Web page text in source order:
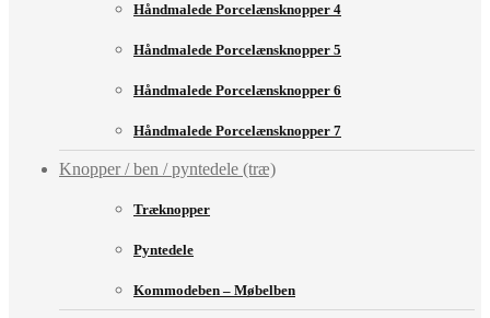
Håndmalede Porcelænsknopper 4
Håndmalede Porcelænsknopper 5
Håndmalede Porcelænsknopper 6
Håndmalede Porcelænsknopper 7
Knopper / ben / pyntedele (træ)
Træknopper
Pyntedele
Kommodeben – Møbelben